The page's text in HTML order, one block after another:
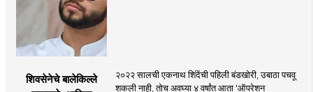
शिवसेनेचे बालेकिल्ले
२०२२ सालची एकनाथ शिंदेंची पहिली बंडखोरी, उबाठा पचवू
शकली नाही, तोच अवघ्या ४ वर्षांत आता 'ऑपरेशन